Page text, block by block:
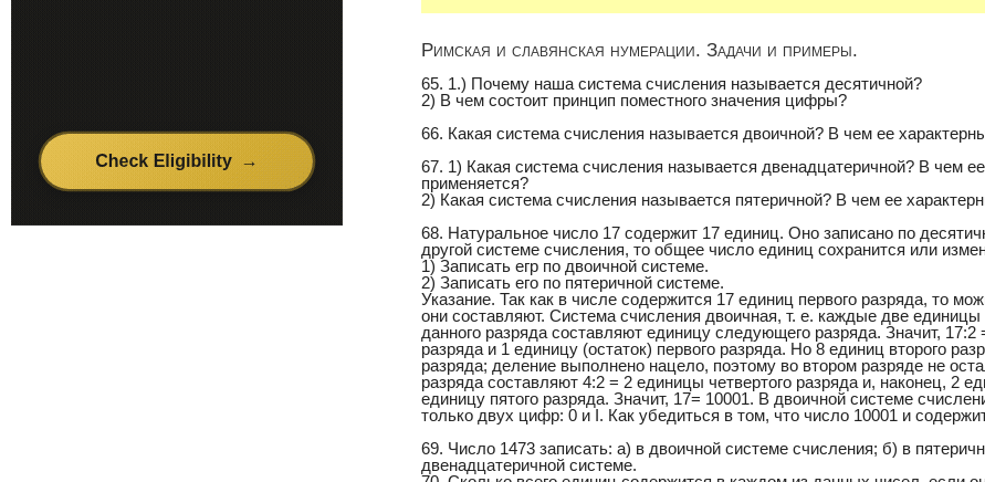
Римская и славянская нумерации. Задачи и примеры.
65. 1.) Почему наша система счисления называется десятичной?
2) В чем состоит принцип поместного значения цифры?
66. Какая система счисления называется двоичной? В чем ее
67. 1) Какая система счисления называется двенадцатеричной? В чем
применяется?
2) Какая система счисления называется пятеричной? В чем ее
68. Натуральное число 17 содержит 17 единиц. Оно записано по
другой системе счисления, то общее число единиц сохранится или
1) Записать егр по двоичной системе.
2) Записать его по пятеричной системе.
Указание. Так как в числе содержится 17 единиц первого разряда, то
они составляют. Система счисления двоичная, т. е. каждые две единицы
данного разряда составляют единицу следующего разряда. Значит,
разряда и 1 единицу (остаток) первого разряда. Но 8 единиц второго
разряда; деление выполнено нацело, поэтому во втором разряде не
разряда составляют 4:2 = 2 единицы четвертого разряда и, наконец, 2
единицу пятого разряда. Значит, 17= 10001. В двоичной системе
только двух цифр: 0 и I. Как убедиться в том, что число 10001 и
69. Число 1473 записать: а) в двоичной системе счисления; б) в
двенадцатеричной системе.